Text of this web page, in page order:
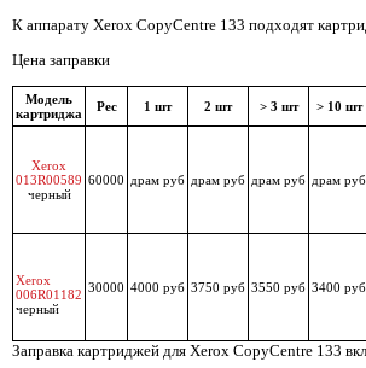
К аппарату Xerox CopyCentre 133 подходят
Цена заправки
Модель
картриджа
Рес 1 шт 2 шт > 3 шт > 10 шт
Xerox
013R00589
черный
60000 драм руб драм руб драм руб драм руб
Xerox
006R01182
черный
30000 4000 руб 3750 руб 3550 руб 3400 руб
Заправка картриджей для Xerox CopyCentre 133